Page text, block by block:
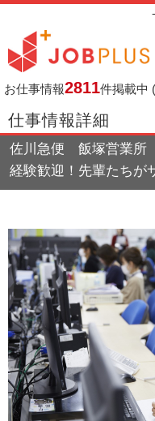
お仕事情報2811件掲載中
仕事情報詳細
佐川急便 飯塚営業所
経験歓迎！先輩たちが